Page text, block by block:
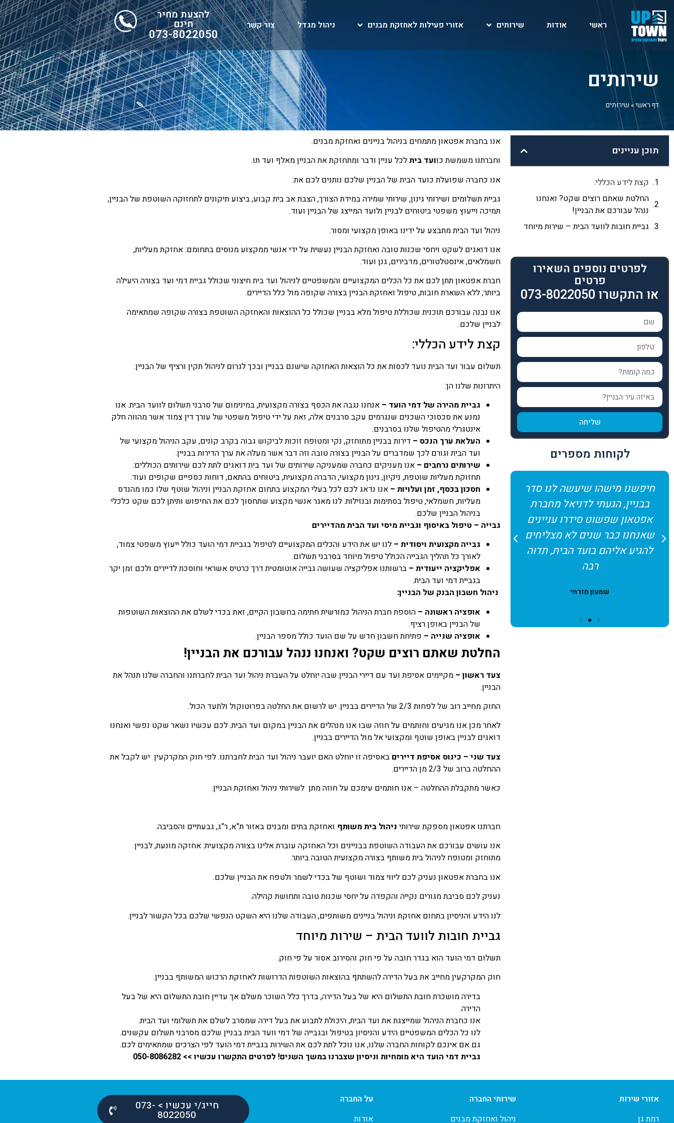
ראשי אודות שירותים אזורי פעילות לאחזקת מבנים ניהול מגדל צור קשר
להצעת מחיר
חינם
073-8022050
שירותים
דף ראשי» שירותים
תוכן עניינים
קצת לידע הכללי:
החלטת שאתם רוצים שקט? ואנחנו
ננהל עבורכם את הבניין!
גביית חובות לוועד הבית – שירות מיוחד
לפרטים נוספים השאירו
פרטים
או התקשרו 073-8022050
שליחה
לקוחות מספרים
חיפשנו מישהו שיעשה לנו סדר
בבניין, הגעתי לדניאל מחברת
אפטאון שפשוט סידרו עניינים
שאנחנו כבר שנים לא מצליחים
להגיע אליהם בועד הבית, תדוה
רבה
שמעון מזרחי
ממליצה מאוד על חברת
uptown לא רק בזכות זה שהם
פשוט שינו לנו את הבניין מקצה
שירות מכל הלב וכמעט תמיד
זמין לשאלות.
רבקה חזן
חיפשתי חברת אחזקה בגוגל
אחרי שהחברה שמתחזקת לנו
את הבניין ברמת גן הגעתי
שנה איתו ומרוצים מאוד!
אנו בחברת אפטאון מתמחים בניהול בניינים ואחזקת מבנים.
וחברתנו משמשת כוועד ביתלכל עניין ודבר ומתחזקת את הבניין מאלף ועד תו.
אנו כחברה שפועלת כועד הבית של הבניין שלכם נותנים לכם את:
גביית תשלומים ושירותי גינון, שירותי שמירה במידת הצורך, הצבת אב בית קבוע, ביצוע תיקונים לתחזוקה השוטפת של הבניין,
תמיכה וייעוץ משפטי ביטוחים לבניין ולועד המייצג של הבניין ועוד.
ניהול ועד הבית מתבצע על ידינו באופן מקצועי ומסור.
אנו דואגים לשקט ויחסי שכנות טובה ואחזקת הבניין נעשית על ידי אנשי ממקצוע מנוסים בתחומם: אחזקת מעליות,
חשמלאים, אינסטלטורים, מדבירים, גנן ועוד.
חברת אפטאון תתן לכם את כל הכלים המקצועיים והמשפטיים לניהול ועד בית חיצוני שכולל גביית דמי ועד בצורה היעילה
ביותר, ללא השארת חובות, טיפול ואחזקת הבניין בצורה שקופה מול כלל הדיירים.
אנו נבנה עבורכם תוכנית שכוללת טיפול מלא בבניין שכולל כל ההוצאות והאחזקה השוטפת בצורה שקופה שמתאימה
לבניין שלכם.
קצת לידע הכללי:
תשלום עבור ועד הבית נועד לכסות את כל הוצאות האחזקה שישנם בבניין ובכך לגרום לניהול תקין ורציף של הבניין.
היתרונות שלנו הן:
גביית מהירה של דמי הועד – אנחנו נגבה את הכסף בצורה מקצועית, במינימום של סרבני תשלום לוועד הבית. אנו
נמנע את סכסוכי השכנים שנגרמים עקב סרבנים אלה, זאת על ידי טיפול משפטי של עורך דין צמוד אשר מהווה חלק
אינטגרלי מהטיפול שלנו בסרבנים.
העלאת ערך הנכס– דירות בבניין מתוחזק, נקי ומטופח זוכות לביקוש גבוה בקרב קונים, עקב הניהול מקצועי של
ועד הבית וגורם לכך שמדברים על הבניין בצורה טובה וזה דבר אשר מעלה את ערך הדירות בבניין.
שירותים נרחבים – אנו מעניקים כחברה שמעניקה שירותים של ועד בית דואגים לתת לכם שירותים הכוללים:
תחזוקת מעליות שוטפת, ניקיון, גינון מקצועי, הדברה מקצועית, ביטוחים בהתאם, דוחות כספיים שקופים ועוד.
חסכון בכסף, זמן ועלויות– אנו נדאג לכם לכל בעלי המקצוע בתחום אחזקת הבניין וניהול שוטף שלו כמו מהנדס
מעליות, חשמלאי, טיפול בסתימות ובנזילות. לנו מאגר אנשי מקצוע שתחסוך לכם את החיפוש ותיתן לכם שקט כלכלי
בניהול הבניין שלכם.
גבייה – טיפול באיסוף וגביית מיסי ועד הבית מהדיירים
גבייה מקצועית ויסודית– לנו יש את הידע והכלים המקצועיים לטיפול בגביית דמי הועד כולל ייעוץ משפטי צמוד,
לאורך כל תהליך הגבייה הכולל טיפול מיוחד בסרבני תשלום.
אפליקציה ייעודית – ברשותנו אפליקציה שעושה גבייה אוטומטית דרך כרטיס אשראי וחוסכת לדיירים ולכם זמן יקר
בגביית דמי ועד הבית.
ניהול חשבון הבנק של הבניין:
אופציה ראשונה – הוספת חברת הניהול כמורשית חתימה בחשבון הקיים, זאת בכדי לשלם את ההוצאות השוטפות
של הבניין באופן רציף.
אופציה שנייה – פתיחת חשבון חדש על שם הועד כולל מספר הבניין.
החלטת שאתם רוצים שקט? ואנחנו ננהל עבורכם את הבניין!
צעד ראשון– מקיימים אסיפת ועד עם דיירי הבניין שבה יוחלט על העברת ניהול ועד הבית לחברתנו והחברה שלנו תנהל את
הבניין.
החוק מחייב רוב של לפחות 2/3 של הדיירים בבניין. יש לרשום את החלטה בפרוטוקול ולתעד הכול.
לאחר מכן אנו מגיעים וחותמים על חוזה שבו אנו מנהלים את הבניין במקום ועד הבית. לכם עכשיו נשאר שקט נפשי ואנחנו
דואגים לבניין באופן שוטף ומקצועי אל מול הדיירים בבניין.
צעד שני – כינוס אסיפת דיירים באסיפה זו יוחלט האם יועבר ניהול ועד הבית לחברתנו. לפי חוק המקרקעין יש לקבל את
ההחלטה ברוב של 2/3 מן הדיירים.
כאשר מתקבלת ההחלטה – אנו חותמים עימכם על חוזה מתן לשירותי ניהול ואחזקת הבניין.
חברתנו אפטאון מספקת שירותי ניהול בית משותף ואחזקת בתים ומבנים באזור ת”א, ר”ג, גבעתיים והסביבה.
אנו עושים עבורכם את העבודה השוטפת בבניינים וכל האחזקה עוברת אלינו בצורה מקצועית: אחזקה מונעת, לבניין
מתוחזק ומטופח לניהול בית משותף בצורה מקצועית הטובה ביותר.
אנו בחברת אפטאון נעניק לכם ליווי צמוד ושוטף של בכדי לשמר ולטפח את הבניין שלכם.
נעניק לכם סביבת מגורים נקייה והקפדה על יחסי שכנות טובה ותחושת קהילה.
לנו הידע והניסיון בתחום אחזקת וניהול בניינים משותפים, העבודה שלנו היא השקט הנפשי שלכם בכל הקשור לבניין.
גביית חובות לוועד הבית – שירות מיוחד
תשלום דמי הועד הוא בגדר חובה על פי חוק והסירוב אסור על פי חוק.
חוק המקרקעין מחייב את בעל הדירה להשתתף בהוצאות השוטפות הדרושות לאחזקת הרכוש המשותף בבניין.
בדירה מושכרת חובת התשלום היא של בעל הדירה, בדרך כלל השוכר משלם אך עדיין חובת התשלום היא של בעל
הדירה.
אנו כחברת הניהול שמייצגת את ועד הבית, היכולת לתבוע את בעל דירה שמסרב לשלם את תשלומי ועד הבית.
לנו כל הכלים המשפטיים הידע והניסיון בטיפול ובגבייה של דמי וועד הבית בבניין שלכם מסרבני תשלום עקשנים.
גם אם אינכם לקוחות החברה שלנו, אנו נוכל לתת לכם את השירות בגביית דמי הועד לפי הצרכים שמתאימים לכם.
גביית דמי הועד היא מומחיות וניסיון שצברנו במשך השנים! לפרטים התקשרו עכשיו >> 050-8086282
אזורי שירות
רמת גן
שירותי החברה
ניהול ואחזקת מבנים
על החברה
אודות
חייג/י עכשיו > 073-
8022050